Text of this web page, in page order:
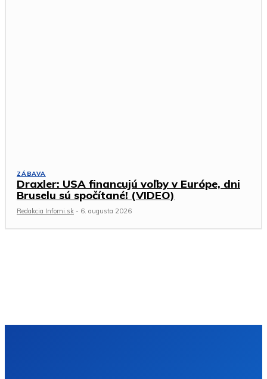
ZÁBAVA
Draxler: USA financujú voľby v Európe, dni
Bruselu sú spočítané! (VIDEO)
Redakcia Infomi.sk - 6. augusta 2026